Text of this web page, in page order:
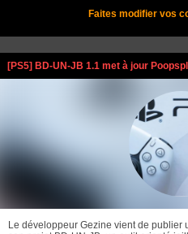
Faites modifier vos
[PS5] BD-UN-JB 1.1 met à jour
Le développeur Gezine vient de publier